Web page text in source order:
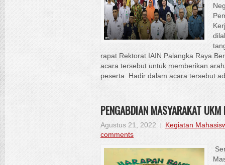
rapat Rektorat IAIN Palangka
acara tersebut untuk memberikan
peserta. Hadir dalam acara tersebut
PENGABDIAN MASYARAKAT
Agustus 21, 2022
Kegiatan
comments